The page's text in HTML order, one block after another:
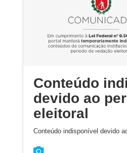
Conteúdo
devido ao
eleitoral
Conteúdo indisponível devido